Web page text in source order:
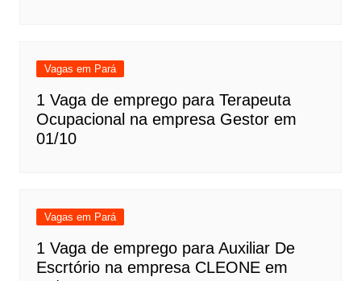
Vagas em Pará
1 Vaga de emprego para Terapeuta
Ocupacional na empresa Gestor em
01/10
Vagas em Pará
1 Vaga de emprego para Auxiliar De
Escrtório na empresa CLEONE em